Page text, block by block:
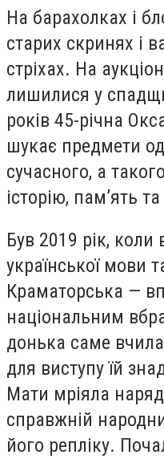
На барахолках і
старих скринях і
стріхах. На
лишилися у
років 45-річна
шукає предмети
сучасного, а
історію, памʼять
Був 2019 рік,
української мови
Краматорська —
національним
донька саме
для виступу їй
Мати мріяла
справжній
його репліку.